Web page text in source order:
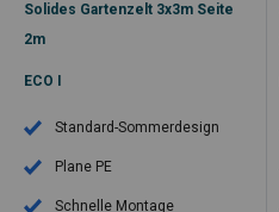
Solides Gartenzelt 3x3m Seite
2m
ECO I
Standard-Sommerdesign
Plane PE
Schnelle Montage